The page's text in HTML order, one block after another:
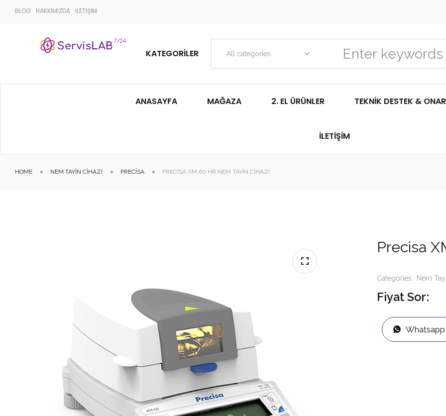
BLOG HAKKIMIZDA İLETİŞİM
KATEGORILER All categories
ANASAYFA MAĞAZA 2. EL ÜRÜNLER TEKNIK DESTEK &
İLETIŞIM
HOME NEM TAYIN CIHAZI PRECISA PRECISA XM 60 HR NEM TAYIN CIHAZI
Precisa
Categories: Nem
Fiyat Sor:
Whatsapp